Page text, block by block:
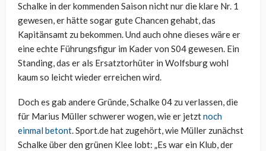
Schalke in der kommenden Saison nicht nur die klare Nr. 1
gewesen, er hätte sogar gute Chancen gehabt, das
Kapitänsamt zu bekommen. Und auch ohne dieses wäre er
eine echte Führungsfigur im Kader von S04 gewesen. Ein
Standing, das er als Ersatztorhüter in Wolfsburg wohl
kaum so leicht wieder erreichen wird.
Doch es gab andere Gründe, Schalke 04 zu verlassen, die
für Marius Müller schwerer wogen, wie er jetztnoch
einmal betont. Sport.de hat zugehört, wie Müller zunächst
Schalke über den grünen Klee lobt: „Es war ein Klub, der